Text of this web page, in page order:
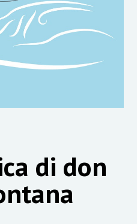
di don